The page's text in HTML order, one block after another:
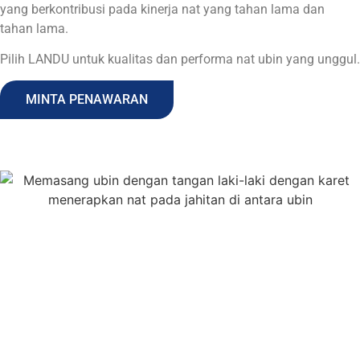
yang berkontribusi pada kinerja nat yang tahan lama dan
tahan lama.
Pilih LANDU untuk kualitas dan performa nat ubin yang unggul.
MINTA PENAWARAN